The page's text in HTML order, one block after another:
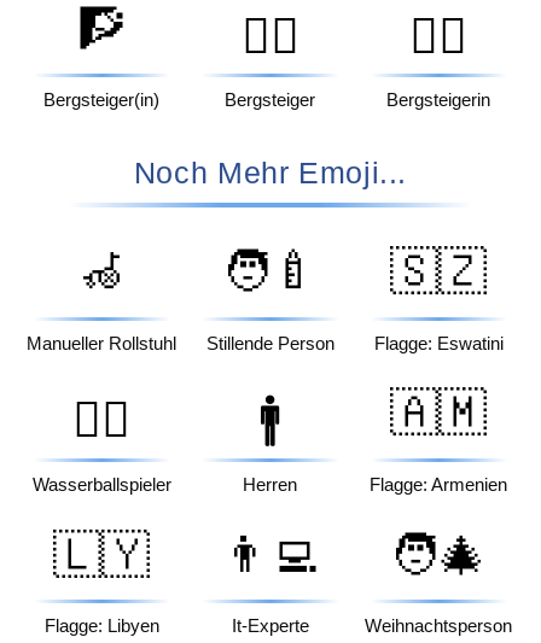
🧗
Bergsteiger(in)
🧗‍♂️
Bergsteiger
🧗‍♀️
Bergsteigerin
Noch Mehr Emoji...
🦽
Manueller Rollstuhl
🧑‍🍼
Stillende Person
🇸🇿
Flagge: Eswatini
🤽‍♂️
Wasserballspieler
🚹
Herren
🇦🇲
Flagge: Armenien
🇱🇾
Flagge: Libyen
👨‍💻
It-Experte
🧑‍🎄
Weihnachtsperson